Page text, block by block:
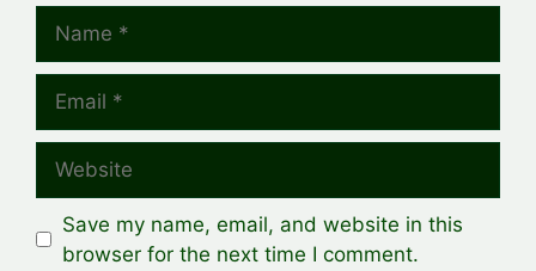
Save my name, email, and website in this
browser for the next time I comment.